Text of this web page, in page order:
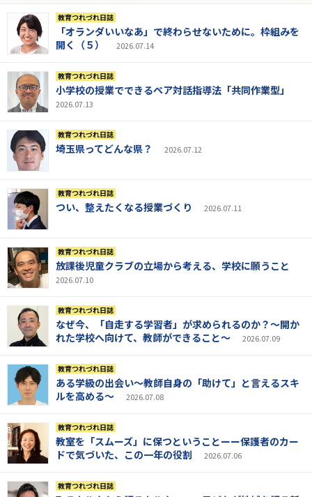
教育つれづれ日誌
「オランダいいなあ」で終わらせないために。枠組みを
開く（５）
2026.07.14
教育つれづれ日誌
小学校の授業でできるペア対話指導法「共同作業型」
2026.07.13
教育つれづれ日誌
埼玉県ってどんな県？ 2026.07.12
教育つれづれ日誌
つい、整えたくなる授業づくり 2026.07.11
教育つれづれ日誌
放課後児童クラブの立場から考える、学校に願うこと
2026.07.10
教育つれづれ日誌
なぜ今、「自走する学習者」が求められるのか？～開か
れた学校へ向けて、教師ができること～
2026.07.09
教育つれづれ日誌
ある学級の出会い～教師自身の「助けて」と言えるスキ
ルを高める～
2026.07.08
教育つれづれ日誌
教室を「スムーズ」に保つということーー保護者のカー
ドで気づいた、この一年の役割
2026.07.06
教育つれづれ日誌